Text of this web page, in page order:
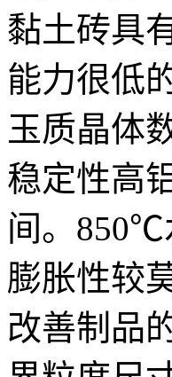
黏土砖具
能力很低
玉质晶体
稳定性高
间。850℃
膨胀性较
改善制品